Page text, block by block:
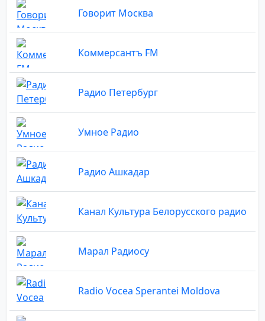
Говорит Москва
Коммерсантъ FM
Радио Петербург
Умное Радио
Радио Ашкадар
Канал Культура Белорусского радио
Марал Радиосу
Radio Vocea Sperantei Moldova